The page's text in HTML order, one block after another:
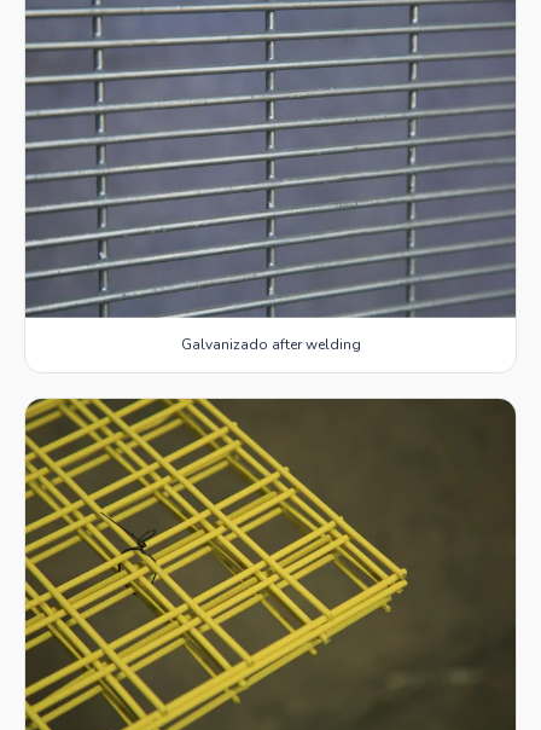
Galvanizado after welding